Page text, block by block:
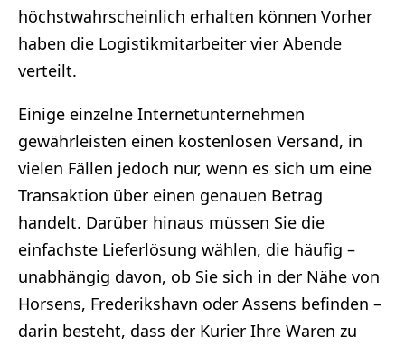
höchstwahrscheinlich erhalten können Vorher
haben die Logistikmitarbeiter vier Abende
verteilt.
Einige einzelne Internetunternehmen
gewährleisten einen kostenlosen Versand, in
vielen Fällen jedoch nur, wenn es sich um eine
Transaktion über einen genauen Betrag
handelt. Darüber hinaus müssen Sie die
einfachste Lieferlösung wählen, die häufig –
unabhängig davon, ob Sie sich in der Nähe von
Horsens, Frederikshavn oder Assens befinden –
darin besteht, dass der Kurier Ihre Waren zu